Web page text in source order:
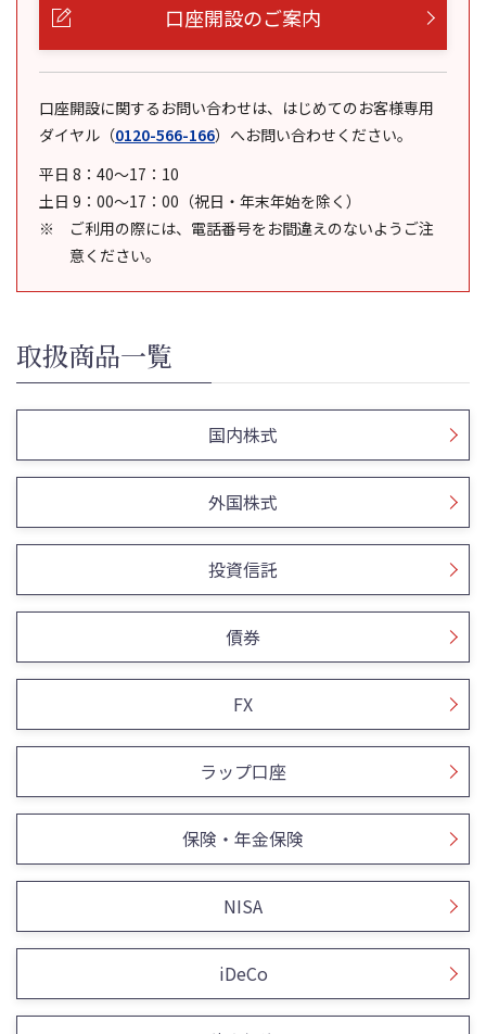
口座開設のご案内
口座開設に関するお問い合わせは、はじめてのお客様専用
ダイヤル （0120-566-166） へお問い合わせください。
平日 8：40～17：10
土日 9：00～17：00（祝日・年末年始を除く）
ご利用の際には、電話番号をお間違えのないようご注
意ください。
取扱商品一覧
国内株式
外国株式
投資信託
債券
FX
ラップ口座
保険・年金保険
NISA
iDeCo